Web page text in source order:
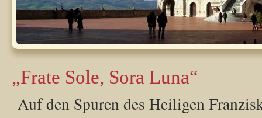
„Frate Sole, Sora Luna“
Auf den Spuren des Heiligen